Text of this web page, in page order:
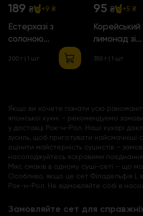
189 ₴ +9 ₴
Естерхазі з
солоною
200 г | 1 шт
95 ₴ +5 ₴
Корейський
лимонад зі
смаком
350 г | 1 шт
Якщо ви хочете пізнати усю
японської кухні – рекомендуємо
у доставці Рок-н-Рол. Наші кухарі
зусиль, щоб приготувати найсмачніші
оцінити майстерність сушистів –
насолоджуйтесь яскравими
Мікс смаків в одному суші-сеті – що
Особливо, якщо це сет Філадельфія L
Рок-н-Рол. Не відмовляйте собі в
Замовляйте сет для